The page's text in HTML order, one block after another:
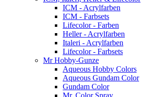
ICM - Acrylfarben
ICM - Farbsets
Lifecolor - Farben
Heller - Acrylfarben
Italeri - Acrylfarben
Lifecolor - Farbsets
Mr Hobby-Gunze
Aqueous Hobby Colors
Aqueous Gundam Color
Gundam Color
Mr. Color Spray